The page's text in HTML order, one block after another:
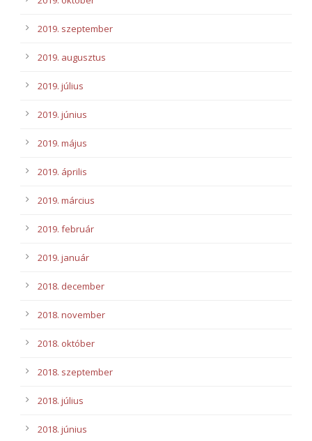
2019. szeptember
2019. augusztus
2019. július
2019. június
2019. május
2019. április
2019. március
2019. február
2019. január
2018. december
2018. november
2018. október
2018. szeptember
2018. július
2018. június